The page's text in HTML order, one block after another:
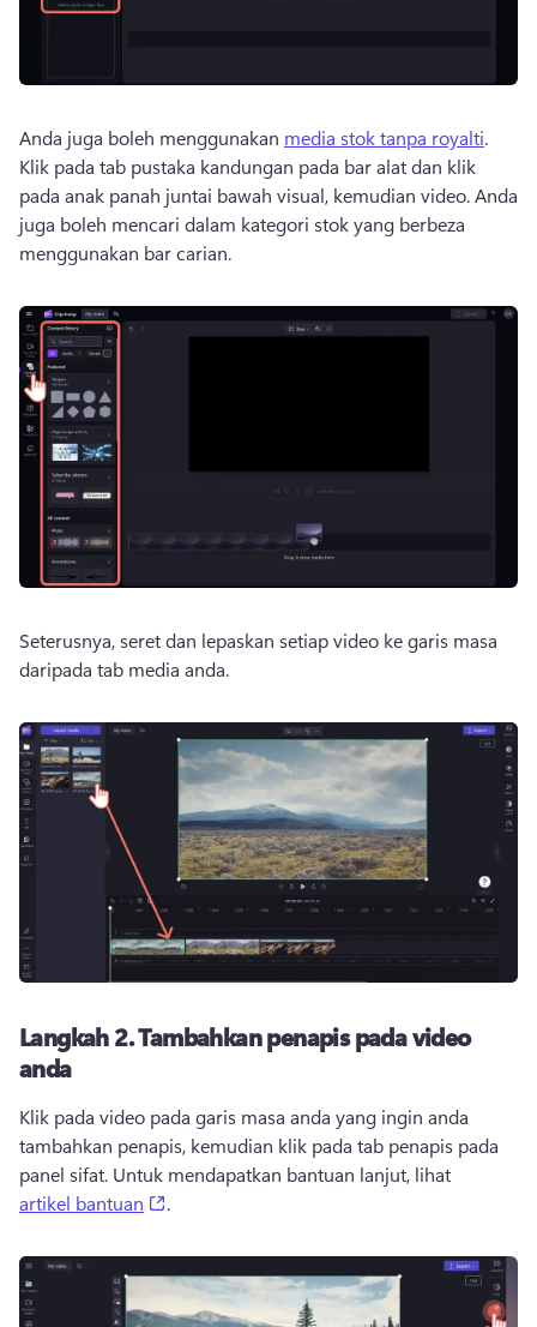
Anda juga boleh menggunakan media stok tanpa royalti.
Klik pada tab pustaka kandungan pada bar alat dan klik
pada anak panah juntai bawah visual, kemudian video. Anda
juga boleh mencari dalam kategori stok yang berbeza
menggunakan bar carian.
Seterusnya, seret dan lepaskan setiap video ke garis masa
daripada tab media anda.
Langkah 2. Tambahkan penapis pada video
anda
Klik pada video pada garis masa anda yang ingin anda
tambahkan penapis, kemudian klik pada tab penapis pada
panel sifat. Untuk mendapatkan bantuan lanjut, lihat
artikel bantuan
.